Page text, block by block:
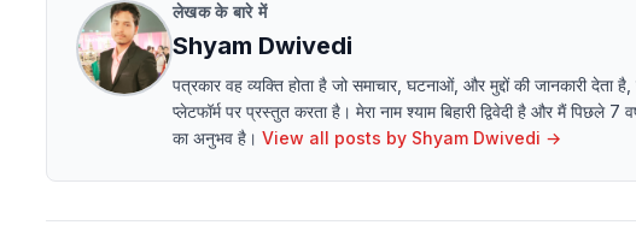
लेखक के बारे में
Shyam Dwivedi
पत्रकार वह व्यक्ति होता है जो समाचार, घटनाओं, और मुद्दों की जानकारी
प्लेटफॉर्म पर प्रस्तुत करता है। मेरा नाम श्याम बिहारी द्विवेदी है और मैं पिछले
का अनुभव है। View all posts by Shyam Dwivedi →